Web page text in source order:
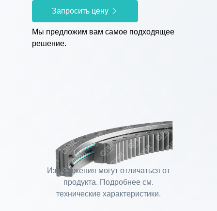
Запросить цену
Мы предложим вам самое подходящее
решение.
Изображения могут отличаться от
продукта. Подробнее см.
технические характеристики.